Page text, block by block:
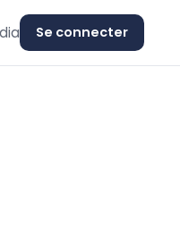
Se connecter